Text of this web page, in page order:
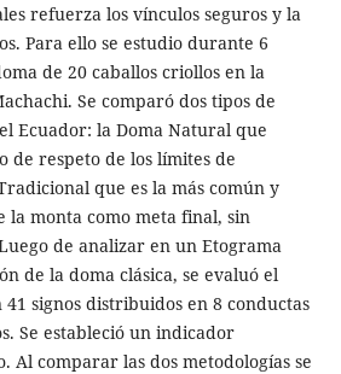
refuerza los vínculos seguros y la
Para ello se estudio durante 6
de 20 caballos criollos en la
Se comparó dos tipos de
Ecuador: la Doma Natural que
de respeto de los límites de
que es la más común y
monta como meta final, sin
de analizar en un Etograma
de la doma clásica, se evaluó el
signos distribuidos en 8 conductas
Se estableció un indicador
Al comparar las dos metodologías se